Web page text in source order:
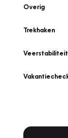
Overig
Trekhaken
Veerstabiliteit